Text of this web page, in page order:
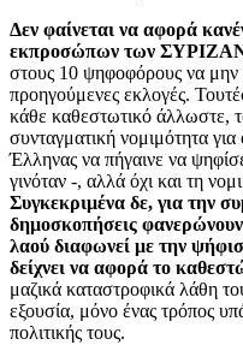
Δεν φαίνεται να αφορά
εκπροσώπων των
στους 10 ψηφοφόρους να μην
προηγούμενες εκλογές.
κάθε καθεστωτικό άλλωστε,
συνταγματική νομιμότητα
Έλληνας να πήγαινε να
γινόταν -, αλλά όχι και τη
Συγκεκριμένα δε, για την
δημοσκοπήσεις
λαού διαφωνεί με την
δείχνει να αφορά το
μαζικά καταστροφικά λάθη
εξουσία, μόνο ένας τρόπος
πολιτικής τους.